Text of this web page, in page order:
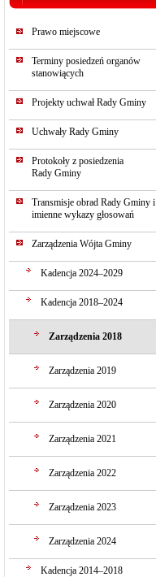
Prawo miejscowe
Terminy posiedzeń organów
stanowiących
Projekty uchwał Rady Gminy
Uchwały Rady Gminy
Protokoły z posiedzenia
Rady Gminy
Transmisje obrad Rady Gminy i
imienne wykazy głosowań
Zarządzenia Wójta Gminy
Kadencja 2024–2029
Kadencja 2018–2024
Zarządzenia 2018
Zarządzenia 2019
Zarządzenia 2020
Zarządzenia 2021
Zarządzenia 2022
Zarządzenia 2023
Zarządzenia 2024
Kadencja 2014–2018